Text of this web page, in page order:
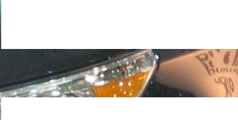
Beitragsnavigation